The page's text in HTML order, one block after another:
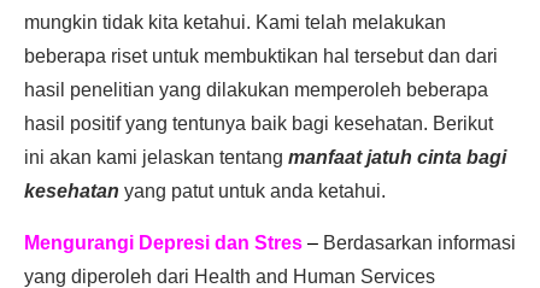
mungkin tidak kita ketahui. Kami telah melakukan
beberapa riset untuk membuktikan hal tersebut dan dari
hasil penelitian yang dilakukan memperoleh beberapa
hasil positif yang tentunya baik bagi kesehatan. Berikut
ini akan kami jelaskan tentang manfaat jatuh cinta bagi
kesehatan yang patut untuk anda ketahui.
Mengurangi Depresi dan Stres – Berdasarkan informasi
yang diperoleh dari Health and Human Services